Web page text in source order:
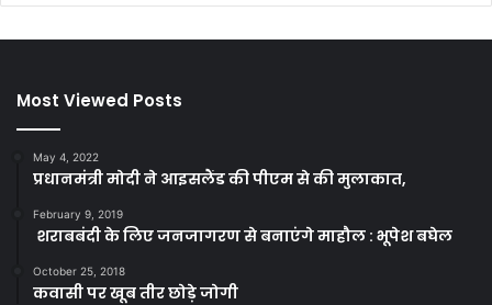
Most Viewed Posts
May 4, 2022
प्रधानमंत्री मोदी ने आइसलैंड की पीएम से की मुलाकात,
February 9, 2019
शराबबंदी के लिए जनजागरण से बनाएंगे माहौल : भूपेश बघेल
October 25, 2018
कवासी पर खूब तीर छोड़े जोगी